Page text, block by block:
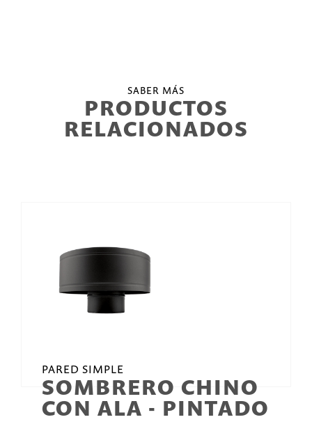
SABER MÁS
PRODUCTOS
RELACIONADOS
PARED SIMPLE
SOMBRERO CHINO
CON ALA - PINTADO